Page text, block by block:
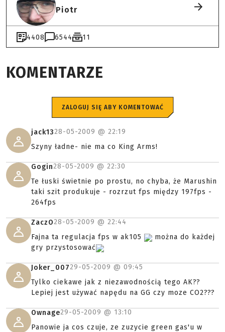
Piotr
4408 6544 11
KOMENTARZE
ZALOGUJ SIĘ ABY KOMENTOWAĆ
jack1328-05-2009 @ 22:19
Szyny ładne- nie ma co King Arms!
Gogin28-05-2009 @ 22:30
Te łuski świetnie po prostu, no chyba, że Marushin
taki szit produkuje - rozrzut fps między 197fps -
264fps
ZaczO28-05-2009 @ 22:44
Fajna ta regulacja fps w ak105
można do każdej
gry przystosować
Joker_00729-05-2009 @ 09:45
Tylko ciekawe jak z niezawodnością tego AK??
Lepiej jest używać napędu na GG czy moze CO2???
Ownage29-05-2009 @ 13:10
Panowie ja cos czuje, ze zuzycie green gas'u w